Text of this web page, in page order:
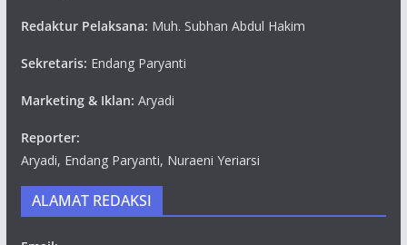
Redaktur Pelaksana: Muh. Subhan Abdul Hakim
Sekretaris: Endang Paryanti
Marketing & Iklan: Aryadi
Reporter:
Aryadi, Endang Paryanti, Nuraeni Yeriarsi
ALAMAT REDAKSI